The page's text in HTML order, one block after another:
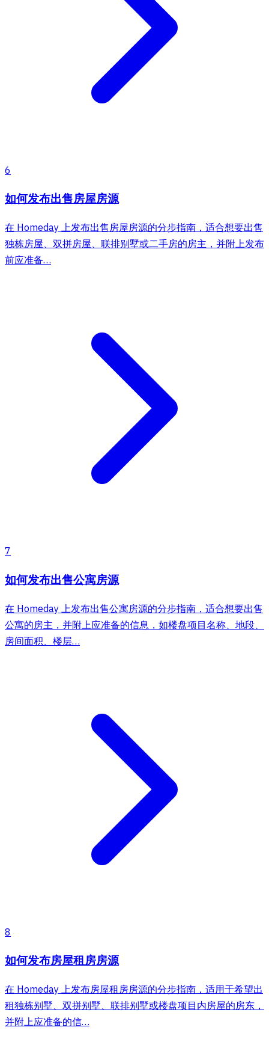
6
如何发布出售房屋房源
在 Homeday 上发布出售房屋房源的分步指南，适合想要出售
独栋房屋、双拼房屋、联排别墅或二手房的房主，并附上发布
前应准备…
7
如何发布出售公寓房源
在 Homeday 上发布出售公寓房源的分步指南，适合想要出售
公寓的房主，并附上应准备的信息，如楼盘项目名称、地段、
房间面积、楼层…
8
如何发布房屋租房房源
在 Homeday 上发布房屋租房房源的分步指南，适用于希望出
租独栋别墅、双拼别墅、联排别墅或楼盘项目内房屋的房东，
并附上应准备的信…